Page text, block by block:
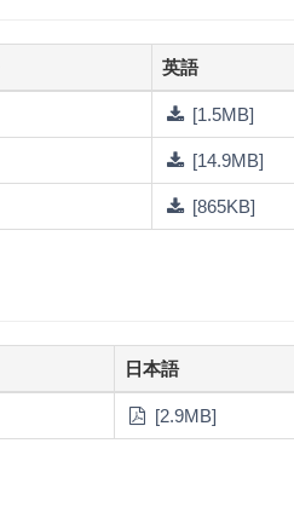
英語
[1.5MB]
[14.9MB]
[865KB]
日本語
[2.9MB]